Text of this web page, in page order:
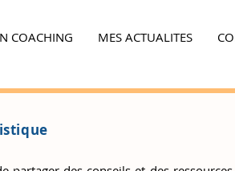
COACHING MES ACTUALITES